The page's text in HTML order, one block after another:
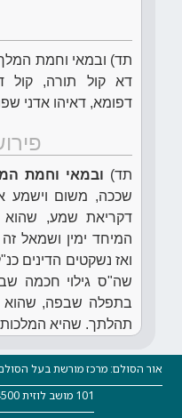
תד) ובמאי וחמת
דא קול תורה, קול
דפומא, דאיהו אדני
תד) ובמאי וחמת
שככה, משום וישמע
דקריאת שמע, שהוא
המיחד ימין ושמאל
ואז נשקטים הדינים
שה"ס גילוי חכמה
בתפלה שבפה, שהוא
תהלתך. שהיא
101 מושב לוזית 9984500, טלפון: 051-5730078